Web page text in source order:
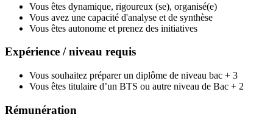
Vous êtes dynamique, rigoureux (se), organisé(e)
Vous avez une capacité d'analyse et de synthèse
Vous êtes autonome et prenez des initiatives
Expérience / niveau requis
Vous souhaitez préparer un diplôme de niveau bac + 3
Vous êtes titulaire d’un BTS ou autre niveau de Bac + 2
Rémunération